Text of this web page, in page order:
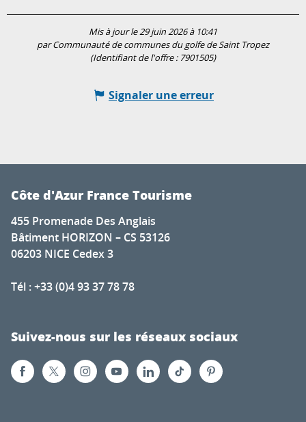
Mis à jour le 29 juin 2026 à 10:41
par Communauté de communes du golfe de Saint Tropez
(Identifiant de l'offre : 7901505)
Signaler une erreur
Côte d'Azur France Tourisme
455 Promenade Des Anglais
Bâtiment HORIZON – CS 53126
06203 NICE Cedex 3
Tél : +33 (0)4 93 37 78 78
Suivez-nous sur les réseaux sociaux